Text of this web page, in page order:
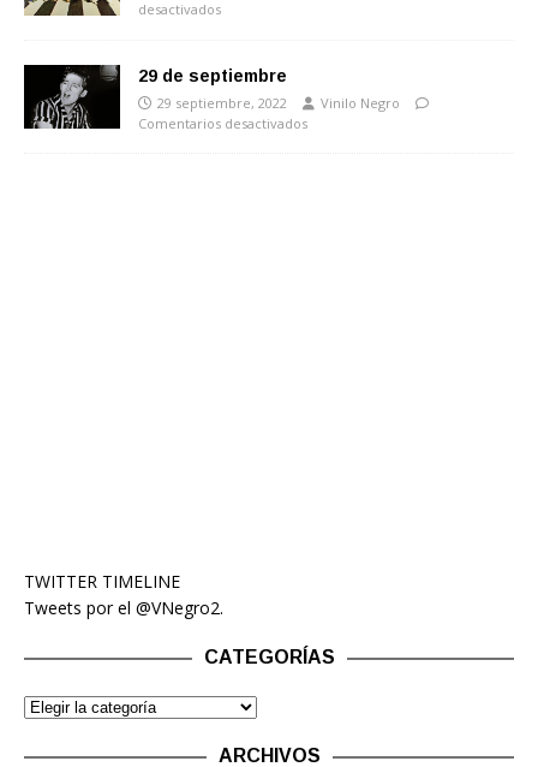
desactivados
29 de septiembre
29 septiembre, 2022
Vinilo Negro
Comentarios desactivados
TWITTER TIMELINE
Tweets por el @VNegro2.
CATEGORÍAS
ARCHIVOS